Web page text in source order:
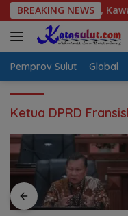
Langsung
ke
konten
BREAKING NEWS
Warga, Kawal
Pemprov Sulut Global
Ketua DPRD